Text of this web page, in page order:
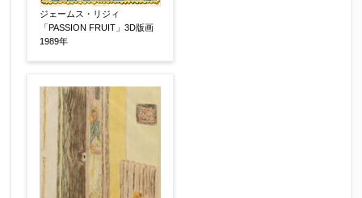
ジェームス・リジィ
「PASSION FRUIT」3D版画
1989年